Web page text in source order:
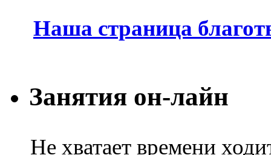
Наша страница
Занятия он-лайн
Не хватает времени